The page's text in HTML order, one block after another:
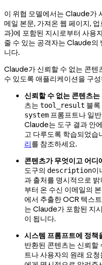
이 위협 모델에서는 Claude가
메일 본문, 가져온 웹 페이지,
과)에 포함된 지시로부터 사용
줄 수 있는 공격자는 Claude의
니다.
Claude가 신뢰할 수 없는 콘텐
수 있도록 애플리케이션을 구
신뢰할 수 없는 콘텐츠
츠는 tool_result 블
system 프롬프트나 일
Claude는 도구 결과 안
고 다루도록 학습되었습
리를 참조하세요.
콘텐츠가 무엇이고 어
도구의 description이
과 출처를 명시적으로
부터 온 수신 이메일의
에서 추출한 OCR 텍스
는 Claude가 포함된 지
이 됩니다.
시스템 프롬프트에 정책
반환된 콘텐츠는 신뢰할
트나 사용자의 원래 요